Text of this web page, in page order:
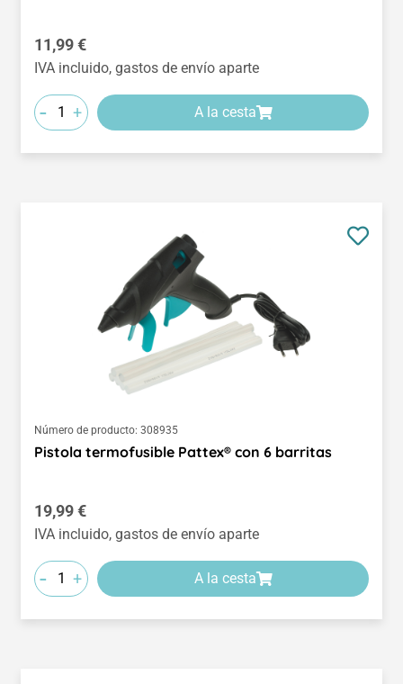
Precio normal:
11,99 €
IVA incluido, gastos de envío aparte
- + A la cesta
Número de producto: 308935
Pistola termofusible Pattex® con 6 barritas
Precio normal:
19,99 €
IVA incluido, gastos de envío aparte
- + A la cesta